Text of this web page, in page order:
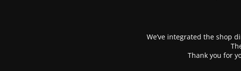
We’ve integrated the shop
Thank you for